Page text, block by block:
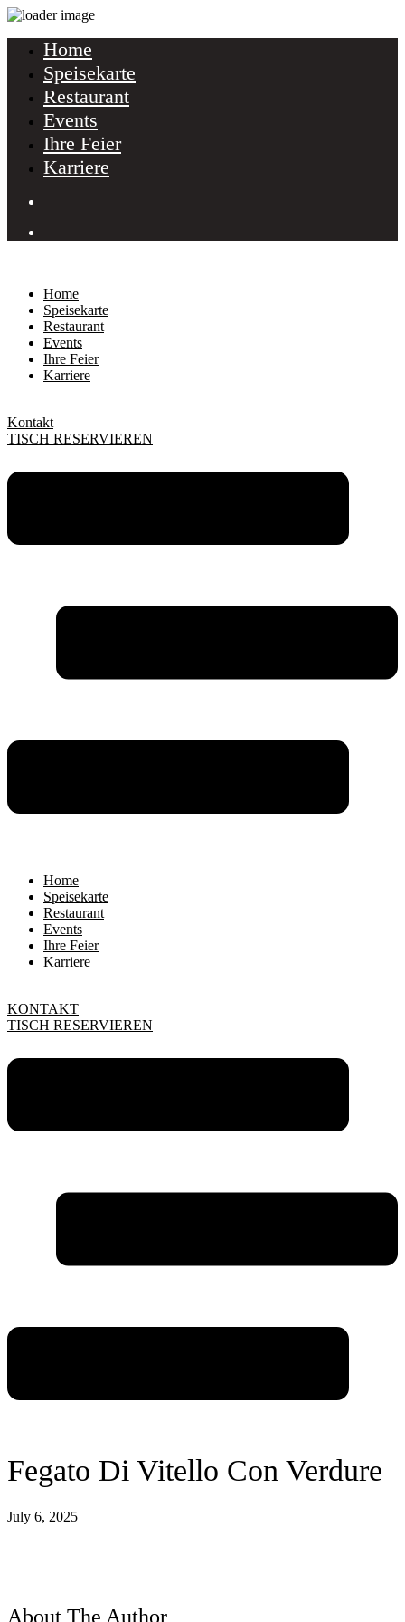
Home
Speisekarte
Restaurant
Events
Ihre Feier
Karriere
Home
Speisekarte
Restaurant
Events
Ihre Feier
Karriere
Kontakt
TISCH RESERVIEREN
Home
Speisekarte
Restaurant
Events
Ihre Feier
Karriere
KONTAKT
TISCH RESERVIEREN
Fegato Di Vitello Con Verdure
July 6, 2025
About The Author